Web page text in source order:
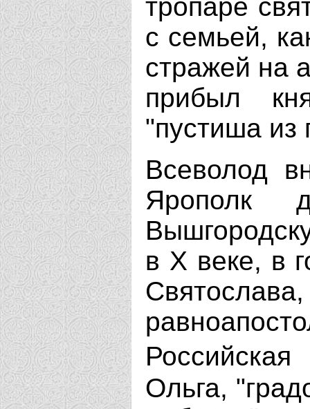
тропаре
с семьей,
стражей на
прибыл
"пустиша из
Всеволод
Ярополк
в Х веке, в
Ольга,